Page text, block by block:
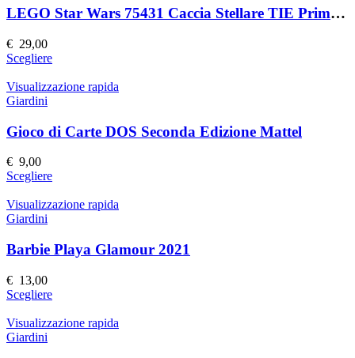
Le
scelte
nella
pagina
prodotto
LEGO Star Wars 75431 Caccia Stellare TIE Primo Ordine
€ 29,00
ScegliereQuesto
ha
Le
opzioni
scelte
nella
pagina
prodotto
Visualizzazione rapida
Giardini
Gioco di Carte DOS Seconda Edizione Mattel
€ 9,00
ScegliereQuesto
ha
Le
opzioni
scelte
nella
pagina
Visualizzazione rapida
Giardini
Barbie Playa Glamour 2021
€ 13,00
ScegliereQuesto
ha
Visualizzazione rapida
Giardini